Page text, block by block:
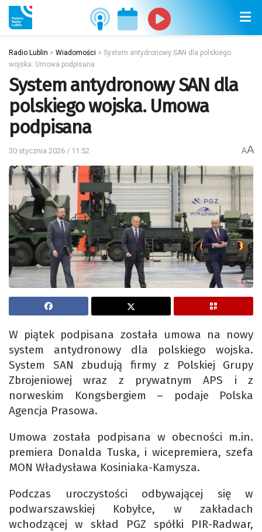
Radio Lublin > Wiadomości > System antydronowy SAN dla polskiego
wojska. Umowa podpisana
System antydronowy SAN dla
polskiego wojska. Umowa
podpisana
30 stycznia 2026 / 11:52 AA
W piątek podpisana została umowa na nowy
system antydronowy dla polskiego wojska.
System SAN zbudują firmy z Polskiej Grupy
Zbrojeniowej wraz z prywatnym APS i z
norweskim Kongsbergiem – podaje Polska
Agencja Prasowa.
Umowa została podpisana w obecności m.in.
premiera Donalda Tuska, i wicepremiera, szefa
MON Władysława Kosiniaka-Kamysza.
Podczas uroczystości odbywającej się w
podwarszawskiej Kobyłce, w zakładach
wchodzącej w skład PGZ spółki PIR-Radwar,